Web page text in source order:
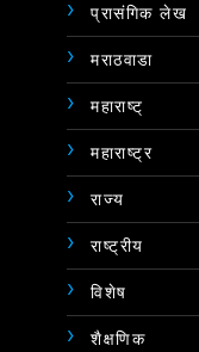
प्रासंगिक लेख
मराठवाडा
महाराष्ट्
महाराष्ट्र
राज्य
राष्ट्रीय
विशेष
शैक्षणिक